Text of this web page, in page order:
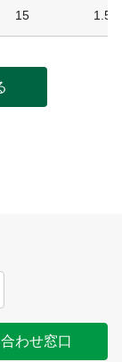
15 1.5
わせ窓口